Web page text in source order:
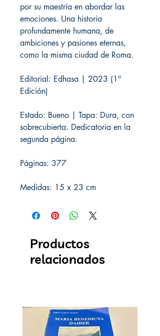
por su maestría en abordar las
emociones. Una historia
profundamente humana, de
ambiciones y pasiones eternas,
como la misma ciudad de Roma.
Editorial: Edhasa | 2023 (1ª
Edición)
Estado: Bueno | Tapa: Dura, con
sobrecubierta. Dedicatoria en la
segunda página.
Páginas: 377
Medidas: 15 x 23 cm
Productos
relacionados